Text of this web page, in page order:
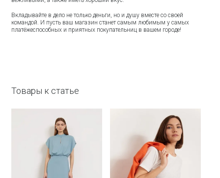
Вкладывайте в дело не только деньги, но и душу вместе со своей
командой. И пусть ваш магазин станет самым любимым у самых
платёжеспособных и приятных покупательниц в вашем городе!
Товары к статье